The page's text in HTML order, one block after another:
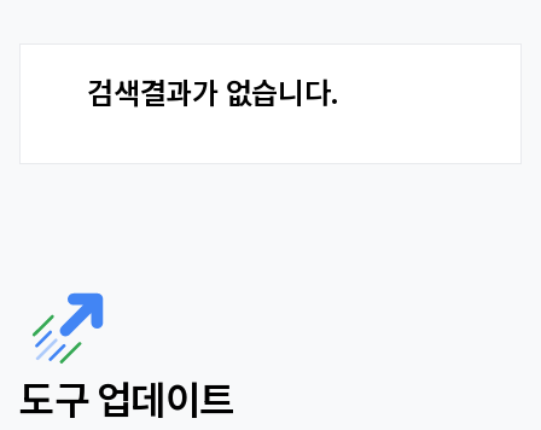
검색결과가 없습니다.
도구 업데이트